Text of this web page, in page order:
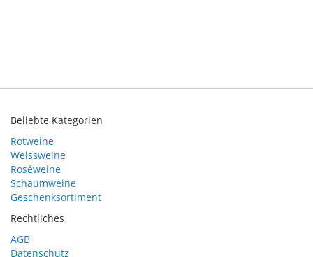
Beliebte Kategorien
Rotweine
Weissweine
Roséweine
Schaumweine
Geschenksortiment
Rechtliches
AGB
Datenschutz